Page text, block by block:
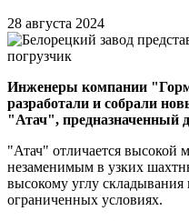
28 августа 2024
Инженеры компании
разработали и собрали
"Атач", предназначенный
"Атач" отличается высокой
незаменимым в узких
высокому углу
ограниченных условиях.